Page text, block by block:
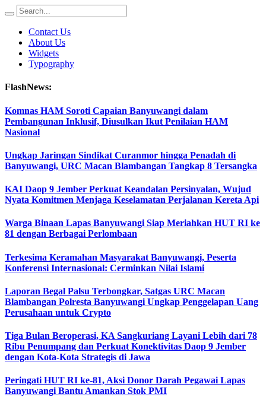
Contact Us
About Us
Widgets
Typography
FlashNews:
Komnas HAM Soroti Capaian Banyuwangi dalam
Pembangunan Inklusif, Diusulkan Ikut Penilaian HAM
Nasional
Ungkap Jaringan Sindikat Curanmor hingga Penadah di
Banyuwangi, URC Macan Blambangan Tangkap 8 Tersangka
KAI Daop 9 Jember Perkuat Keandalan Persinyalan, Wujud
Nyata Komitmen Menjaga Keselamatan Perjalanan Kereta Api
Warga Binaan Lapas Banyuwangi Siap Meriahkan HUT RI ke
81 dengan Berbagai Perlombaan
Terkesima Keramahan Masyarakat Banyuwangi, Peserta
Konferensi Internasional: Cerminkan Nilai Islami
Laporan Begal Palsu Terbongkar, Satgas URC Macan
Blambangan Polresta Banyuwangi Ungkap Penggelapan Uang
Perusahaan untuk Crypto
Tiga Bulan Beroperasi, KA Sangkuriang Layani Lebih dari 78
Ribu Penumpang dan Perkuat Konektivitas Daop 9 Jember
dengan Kota-Kota Strategis di Jawa
Peringati HUT RI ke-81, Aksi Donor Darah Pegawai Lapas
Banyuwangi Bantu Amankan Stok PMI